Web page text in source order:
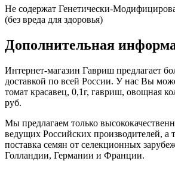
Не содержат Генетически-
(без вреда для здоровья)
Дополнительная
Интернет-магазин Гавриш предлагает
доставкой по всей России. У нас Вы
томат красавец, 0,1г, гавриш, овощная
руб.
Мы предлагаем только
ведущих Российских производителей, а
поставка семян от селекционных
Голландии, Германии и Франции.